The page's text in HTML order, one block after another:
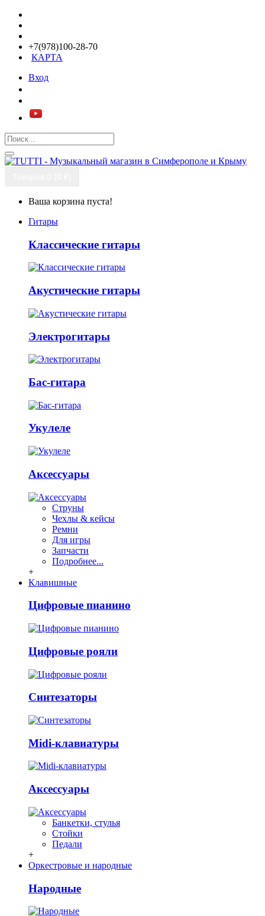
+7(978)100-28-70
КАРТА
Вход
Ваша корзина пуста!
Гитары
Классические гитары
Акустические гитары
Электрогитары
Бас-гитара
Укулеле
Аксессуары
Струны
Чехлы & кейсы
Ремни
Для игры
Запчасти
Подробнее...
+
Клавишные
Цифровые пианино
Цифровые рояли
Синтезаторы
Midi-клавиатуры
Аксессуары
Банкетки, стулья
Стойки
Педали
+
Оркестровые и народные
Народные